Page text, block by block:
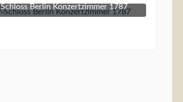
Schloss Berlin Konzertzimmer 1787
3. März 2017 um 15:59